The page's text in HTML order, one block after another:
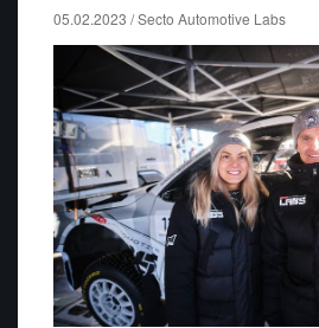
05.02.2023 / Secto Automotive Labs